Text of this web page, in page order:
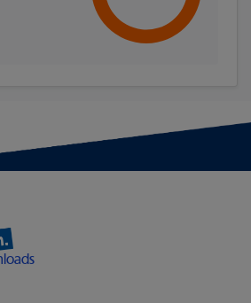
Öffnet in einem neuen Fenster
in einem neuen Fenster